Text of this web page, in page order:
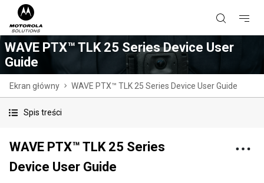
WAVE PTX™ TLK 25 Series Device User
Guide
Ekran główny WAVE PTX™ TLK 25 Series Device User Guide
Spis treści
WAVE PTX™ TLK 25 Series
Device User Guide